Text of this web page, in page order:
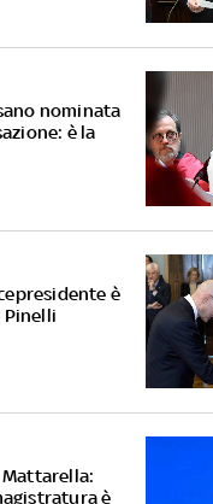
nominata
è la
è
Pinelli
Mattarella:
è